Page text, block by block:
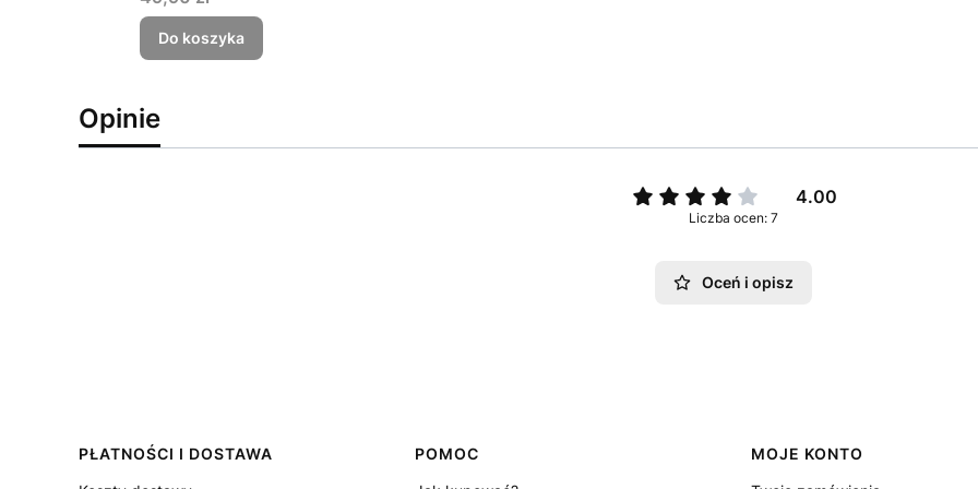
Do koszyka
Opinie
4.00
Liczba ocen: 7
Oceń i opisz
Linki w stopce
PŁATNOŚCI I DOSTAWA
POMOC
MOJE KONTO